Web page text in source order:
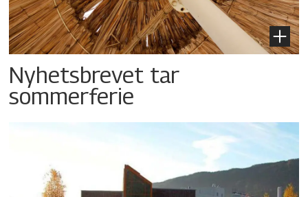
Nyhetsbrevet tar
sommerferie